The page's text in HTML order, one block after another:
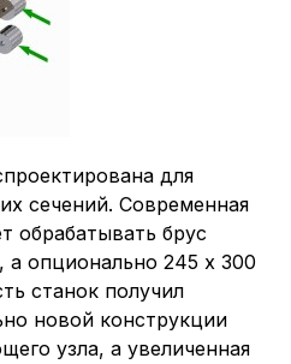
для
сечений. Современная
обрабатывать брус
, а опционально 245 х 300
станок получил
новой конструкции
узла, а увеличенная